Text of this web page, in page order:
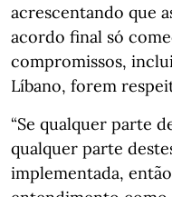
acrescentando que
acordo final só
compromissos,
Líbano, forem
“Se qualquer parte
qualquer parte
implementada,